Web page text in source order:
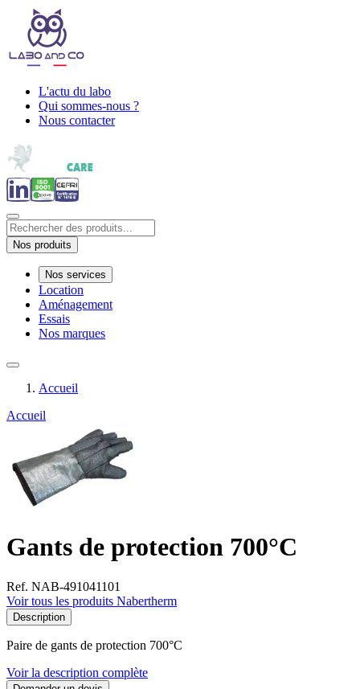
L'actu du labo
Qui sommes-nous ?
Nous contacter
Nos produits
Nos services
Location
Aménagement
Essais
Nos marques
Accueil
Accueil
Gants de protection 700°C
Ref. NAB-491041101
Voir tous les produits Nabertherm
Description
Paire de gants de protection 700°C
Voir la description complète